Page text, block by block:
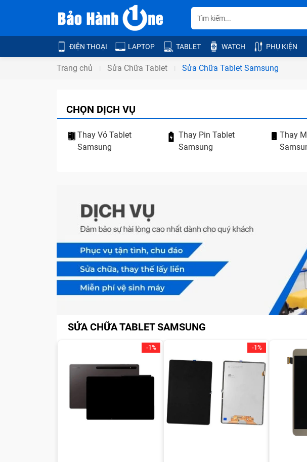
ĐIỆN THOẠI LAPTOP TABLET WATCH PHỤ KIỆN
Trang chủ Sửa Chữa Tablet Sửa Chữa Tablet Samsung
CHỌN DỊCH VỤ
Thay Vỏ Tablet
Samsung
Thay Pin Tablet
Samsung
Thay
SỬA CHỮA TABLET SAMSUNG
-1% -1%